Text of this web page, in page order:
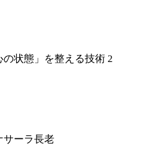
の状態」を整える技術 2
サーラ長老